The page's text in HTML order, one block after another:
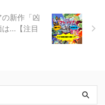
の新作「凶
…【注目